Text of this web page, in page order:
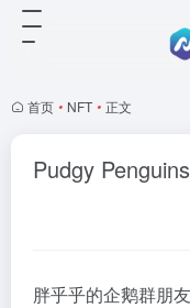
首页 • NFT • 正文
Pudgy
胖乎乎的企鹅群朋